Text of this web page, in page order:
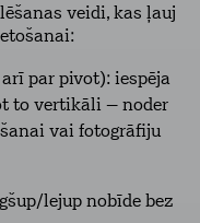
veidi, kas ļauj
par pivot): iespēja
to vertikāli – noder
vai fotogrāfiju
lejup nobīde bez